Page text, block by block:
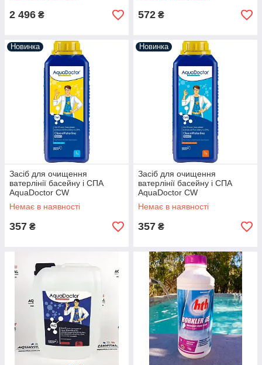
2 496 ₴ 572 ₴
Новинка
Засіб для очищення
ватерлінії басейну і СПА
AquaDoctor CW
CleanWaterline Крок 1, 1 літр
Немає в наявності
357 ₴
Новинка
Засіб для очищення
ватерлінії басейну і СПА
AquaDoctor CW
CleanWaterline Крок 2, 1 літр
Немає в наявності
357 ₴